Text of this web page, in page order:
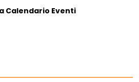
Calendario Eventi